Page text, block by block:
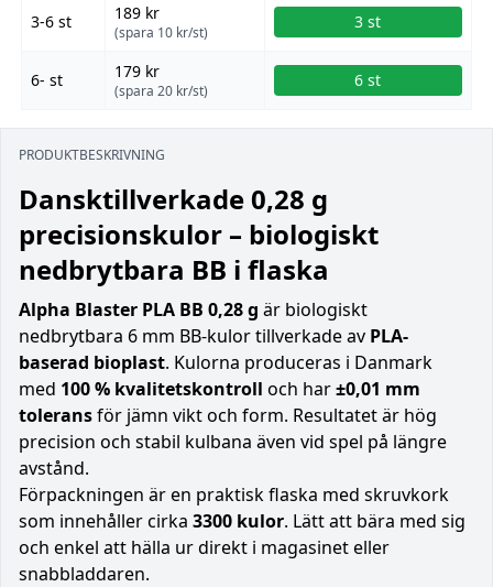
3-6 st 189 kr
(spara 10 kr/st)
3 st
6- st 179 kr
(spara 20 kr/st)
6 st
PRODUKTBESKRIVNING
Dansktillverkade 0,28 g
precisionskulor – biologiskt
nedbrytbara BB i flaska
Alpha Blaster PLA BB 0,28 g är biologiskt
nedbrytbara 6 mm BB-kulor tillverkade av PLA-
baserad bioplast. Kulorna produceras i Danmark
med 100 % kvalitetskontroll och har±0,01 mm
toleransför jämn vikt och form. Resultatet är hög
precision och stabil kulbana även vid spel på längre
avstånd.
Förpackningen är en praktisk flaska med skruvkork
som innehåller cirka 3300 kulor. Lätt att bära med sig
och enkel att hälla ur direkt i magasinet eller
snabbladdaren.